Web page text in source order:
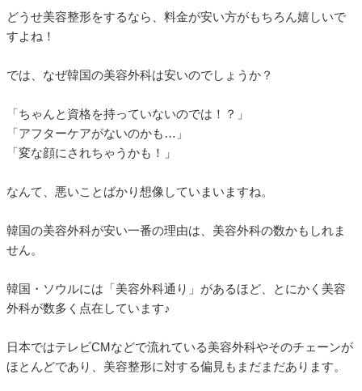
どうせ美容整形をするなら、料金が安い方がもちろん嬉しいで
すよね！
では、なぜ韓国の美容外科は安いのでしょうか？
「ちゃんと資格を持っていないのでは！？」
「アフターケアがないのかも…」
「変な顔にされちゃうかも！」
なんて、悪いことばかり想像していまいますね。
韓国の美容外科が安い一番の理由は、美容外科の数かもしれま
せん。
韓国・ソウルには「美容外科通り」があるほど、とにかく美容
外科が数多く点在しています♪
日本ではテレビCMなどで流れている美容外科やそのチェーンが
ほとんどであり、美容整形に対する偏見もまだまだあります。